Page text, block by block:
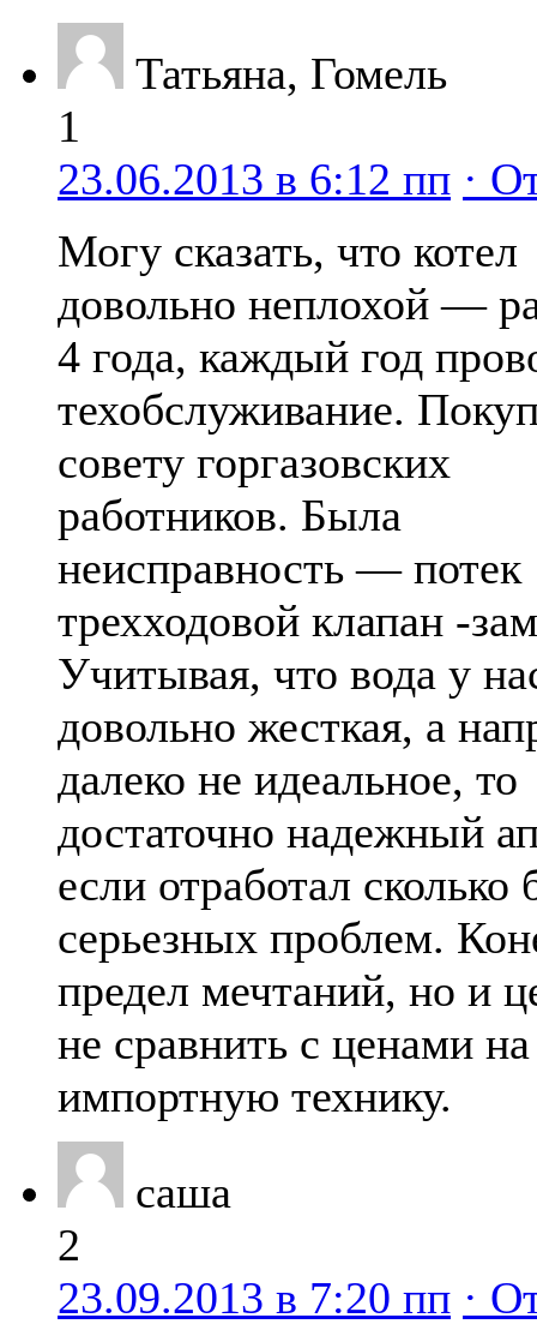
Татьяна, Гомель
1
23.06.2013 в 6:12 пп ·
Могу сказать, что котел
довольно неплохой —
4 года, каждый год
техобслуживание.
совету горгазовских
работников. Была
неисправность — потек
трехходовой клапан -
Учитывая, что вода у
довольно жесткая, а
далеко не идеальное, то
достаточно надежный
если отработал сколько
серьезных проблем.
предел мечтаний, но и
не сравнить с ценами на
импортную технику.
саша
2
23.09.2013 в 7:20 пп ·